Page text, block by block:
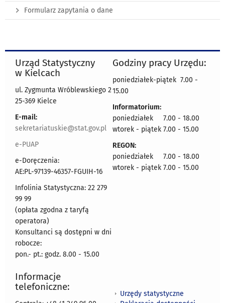
Formularz zapytania o dane
Urząd Statystyczny
w Kielcach
ul. Zygmunta Wróblewskiego 2
25-369 Kielce
E-mail:
sekretariatuskie@stat.gov.pl
e-PUAP
e-Doręczenia:
AE:PL-97139-46357-FGUIH-16
Infolinia Statystyczna: 22 279
99 99
(opłata zgodna z taryfą
operatora)
Konsultanci są dostępni w dni
robocze:
pon.- pt.: godz. 8.00 - 15.00
Godziny pracy Urzędu:
poniedziałek-piątek 7.00 -
15.00
Informatorium:
poniedziałek 7.00 - 18.00
wtorek - piątek 7.00 - 15.00
REGON:
poniedziałek 7.00 - 18.00
wtorek - piątek 7.00 - 15.00
Informacje
telefoniczne:
Urzędy statystyczne